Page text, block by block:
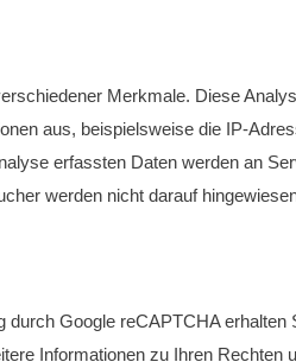
Merkmale. Diese
aus, beispielsweise die IP-
erfassten Daten werden an
werden nicht darauf
Google reCAPTCHA erhalten
Informationen zu Ihren Rechten